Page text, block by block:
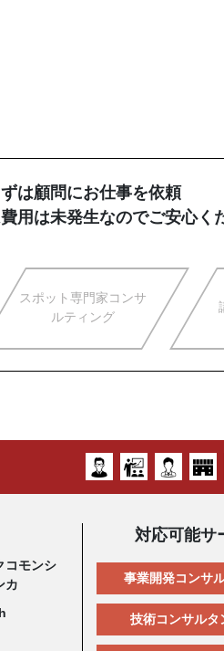
ずは顧問にお仕事を依頼
用は未発生なのでご安心く
スポット専門家コンサ
ルティング
コモンシ
カ
対応可能サ
事業開発コンサ
技術コンサルタ